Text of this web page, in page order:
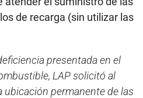
de recarga (sin utilizar las
presentada en el
LAP solicitó al
ubicación permanente de las